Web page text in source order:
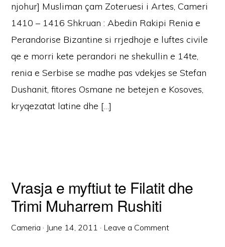
njohur] Musliman çam Zoteruesi i Artes, Cameri
1410 – 1416 Shkruan : Abedin Rakipi Renia e
Perandorise Bizantine si rrjedhoje e luftes civile
qe e morri kete perandori ne shekullin e 14te,
renia e Serbise se madhe pas vdekjes se Stefan
Dushanit, fitores Osmane ne betejen e Kosoves,
kryqezatat latine dhe […]
Vrasja e myftiut te Filatit dhe
Trimi Muharrem Rushiti
Cameria · June 14, 2011 · Leave a Comment